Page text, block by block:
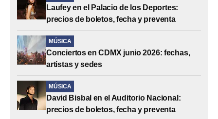
Laufey en el Palacio de los Deportes:
precios de boletos, fecha y preventa
MÚSICA
Conciertos en CDMX junio 2026: fechas,
artistas y sedes
MÚSICA
David Bisbal en el Auditorio Nacional:
precios de boletos, fecha y preventa